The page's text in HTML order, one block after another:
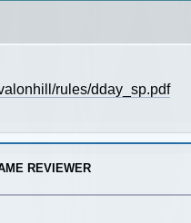
rules/dday_sp.pdf
REVIEWER